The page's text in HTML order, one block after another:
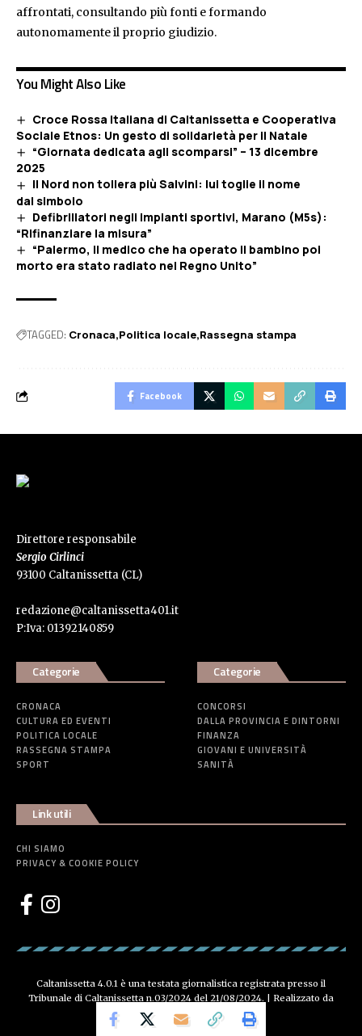
affrontati, consultando più fonti e formando
autonomamente il proprio giudizio.
You Might Also Like
Croce Rossa Italiana di Caltanissetta e Cooperativa
Sociale Etnos: Un gesto di solidarietà per il Natale
“Giornata dedicata agli scomparsi” – 13 dicembre
2025
Il Nord non tollera più Salvini: lui toglie il nome
dal simbolo
Defibrillatori negli impianti sportivi, Marano (M5s):
“Rifinanziare la misura”
“Palermo, il medico che ha operato il bambino poi
morto era stato radiato nel Regno Unito”
TAGGED: Cronaca Politica locale Rassegna stampa
Facebook
Direttore responsabile
Sergio Cirlinci
93100 Caltanissetta (CL)
redazione@caltanissetta401.it
P:Iva: 01392140859
Categorie
CRONACA
CULTURA ED EVENTI
POLITICA LOCALE
RASSEGNA STAMPA
SPORT
Categorie
CONCORSI
DALLA PROVINCIA E DINTORNI
FINANZA
GIOVANI E UNIVERSITÀ
SANITÀ
Link utili
CHI SIAMO
PRIVACY & COOKIE POLICY
Caltanissetta 4.0.1 è una testata giornalistica registrata presso il
Tribunale di Caltanissetta n.03/2024 del 21/08/2024. | Realizzato da
Creative Agency